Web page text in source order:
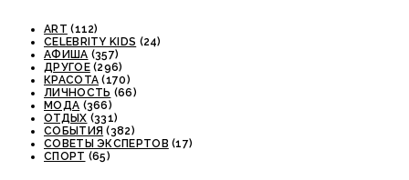
ART (112)
CELEBRITY KIDS (24)
АФИША (357)
ДРУГОЕ(296)
КРАСОТА (170)
ЛИЧНОСТЬ (66)
МОДА (366)
ОТДЫХ (331)
СОБЫТИЯ (382)
СОВЕТЫ ЭКСПЕРТОВ (17)
СПОРТ (65)